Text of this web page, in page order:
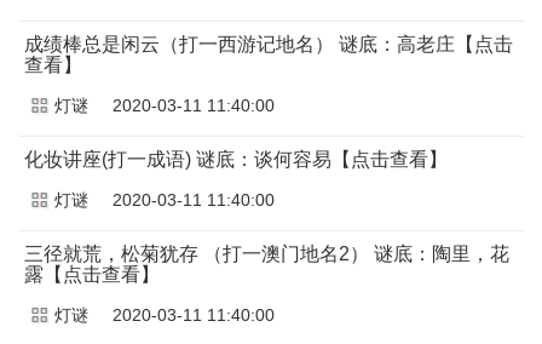
成绩棒总是闲云（打一西游记地名） 谜底：高老庄【点击
查看】
2020-03-11 11:40:00
灯谜
化妆讲座(打一成语) 谜底：谈何容易【点击查看】
2020-03-11 11:40:00
灯谜
三径就荒，松菊犹存 （打一澳门地名2） 谜底：陶里，花
露【点击查看】
2020-03-11 11:40:00
灯谜